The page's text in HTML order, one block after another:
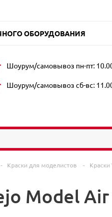
ОБОРУДОВАНИЯ
Шоурум/самовывоз пн-пт:
Шоурум/самовывоз сб-вс:
- Краски для моделистов -
Model